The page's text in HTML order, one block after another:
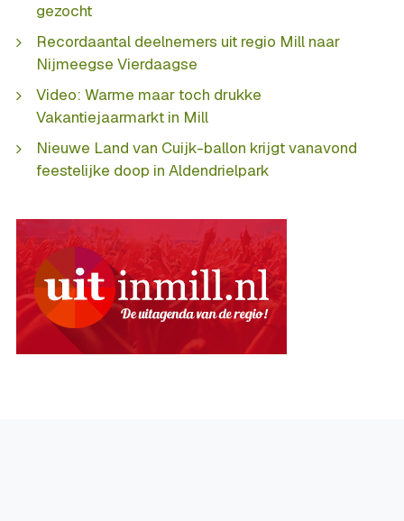
gezocht
Recordaantal deelnemers uit regio Mill naar
Nijmeegse Vierdaagse
Video: Warme maar toch drukke
Vakantiejaarmarkt in Mill
Nieuwe Land van Cuijk-ballon krijgt vanavond
feestelijke doop in Aldendrielpark